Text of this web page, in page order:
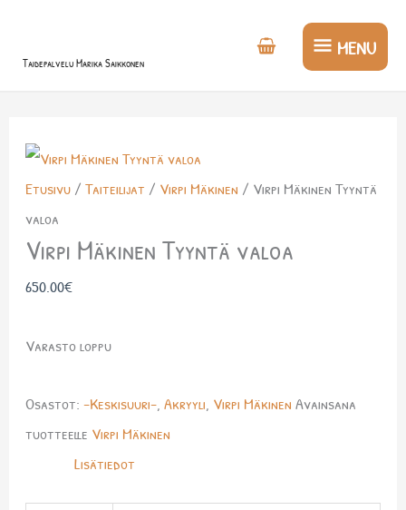
Taidepalvelu Marika Saikkonen
MENU
MENU
Etusivu/ Taiteilijat / Virpi Mäkinen / Virpi Mäkinen Tyyntä
valoa
Virpi Mäkinen Tyyntä valoa
650.00€
Varasto loppu
Osastot: -Keskisuuri-, Akryyli, Virpi Mäkinen Avainsana
tuotteelle Virpi Mäkinen
Lisätiedot